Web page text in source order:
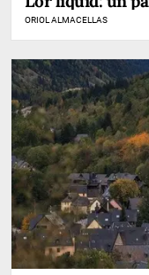
ORIOL ALMACELLAS